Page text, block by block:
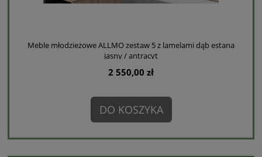
Meble młodzieżowe ALLMO zestaw 5 z lamelami dąb estana
jasny / antracyt
2 550,00 zł
DO KOSZYKA